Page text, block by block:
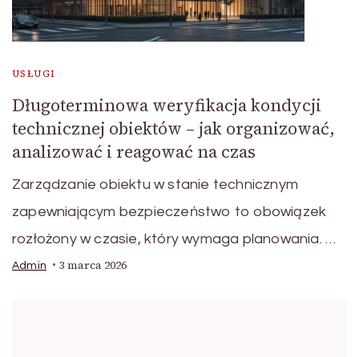
USŁUGI
Długoterminowa weryfikacja kondycji
technicznej obiektów – jak organizować,
analizować i reagować na czas
Zarządzanie obiektu w stanie technicznym
zapewniającym bezpieczeństwo to obowiązek
rozłożony w czasie, który wymaga planowania. …
Admin 3 marca 2026